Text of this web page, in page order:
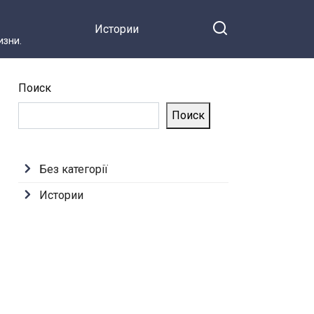
Истории
Поиск
Поиск
Без категорії
Истории